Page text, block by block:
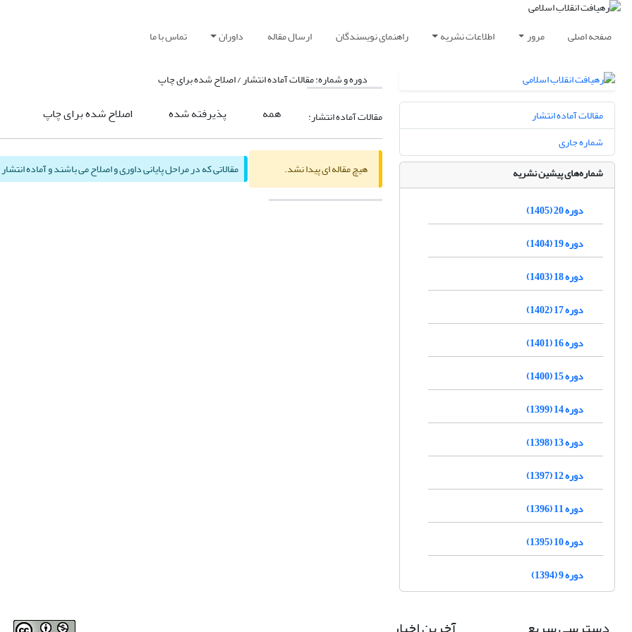
صفحه اصلی مرور اطلاعات نشریه راهنمای نویسندگان ارسال مقاله داوران تماس با ما
دوره و شماره:مقالات آماده انتشار / اصلاح شده برای چاپ
مقالات آماده انتشار:
همه پذیرفته شده اصلاح شده برای چاپ
هیچ مقاله ای پیدا نشد. مقالاتی که در مراحل پایانی داوری و اصلاح می باشند و آماده
مقالات آماده انتشار
شماره جاری
شماره‌های پیشین نشریه
دوره 20 (1405)
دوره 19 (1404)
دوره 18 (1403)
دوره 17 (1402)
دوره 16 (1401)
دوره 15 (1400)
دوره 14 (1399)
دوره 13 (1398)
دوره 12 (1397)
دوره 11 (1396)
دوره 10 (1395)
دوره 9 (1394)